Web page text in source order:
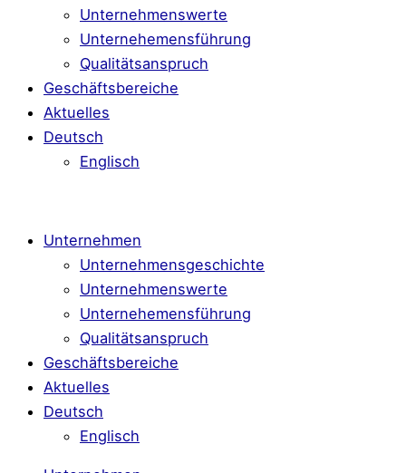
Unternehmenswerte
Unternehemensführung
Qualitätsanspruch
Geschäftsbereiche
Aktuelles
Deutsch
Englisch
Unternehmen
Unternehmensgeschichte
Unternehmenswerte
Unternehemensführung
Qualitätsanspruch
Geschäftsbereiche
Aktuelles
Deutsch
Englisch